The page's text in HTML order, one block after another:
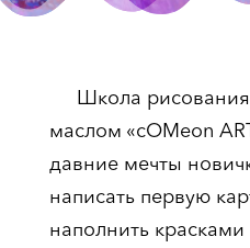
Школа рисования
маслом «cOMeon
давние мечты
написать первую
наполнить